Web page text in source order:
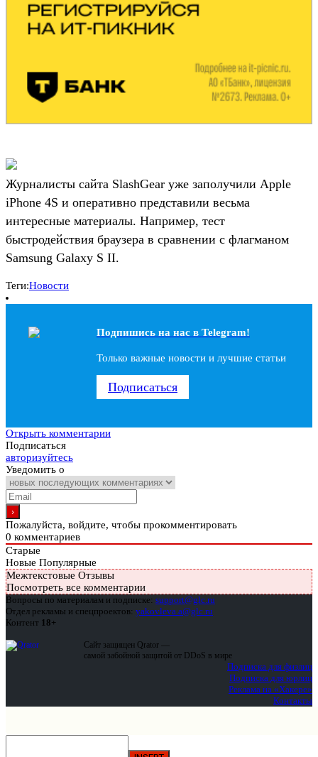
Журналисты сайта SlashGear уже заполучили Apple
iPhone 4S и оперативно представили весьма
интересные материалы. Например, тест
быстродействия браузера в сравнении с флагманом
Samsung Galaxy S II.
Теги:Новости
Подпишись на наc в Telegram!
Только важные новости и лучшие статьи
Подписаться
Открыть комментарии
Подписаться
авторизуйтесь
Уведомить о
Пожалуйста, войдите, чтобы прокомментировать
0 комментариев
Старые
Новые Популярные
Межтекстовые Отзывы
Посмотреть все комментарии
Вопросы по материалам и подписке: support@glc.ru
Отдел рекламы и спецпроектов: yakovleva.a@glc.ru
Контент 18+
Сайт защищен Qrator —
самой забойной защитой от DDoS в мире
Подписка для физлиц
Подписка для юрлиц
Реклама на «Хакере»
Контакты